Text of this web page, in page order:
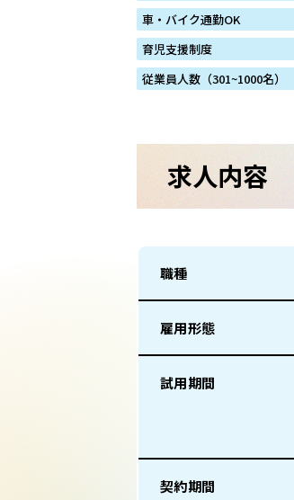
車・バイク通勤OK
育児支援制度
従業員人数（301~1000名）
求人内容
職種
雇用形態
試用期間
契約期間